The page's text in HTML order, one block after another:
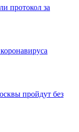
протокол за
пройдут без